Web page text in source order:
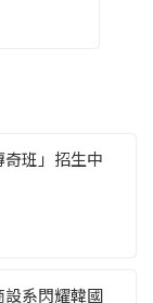
班」招生中
系閃耀韓國